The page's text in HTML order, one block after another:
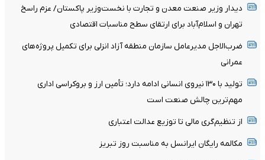
دیدار وزیر صنعت معدن و تجارت با نخست‌وزیر پاکستان/ عزم راسخ
تهران و اسلام‌آباد برای ارتقای سطح مناسبات اقتصادی
ضرب‌الاجل مدیرعامل سازمان منطقه آزاد انزلی برای تکمیل پروژه‌های
عمرانی
تولید با ۱۳۰ نیروی انسانی ادامه دارد؛ تأمین ارز و بروکراسی اداری
مهم‌ترین چالش صنعت است
از تنظیم‌گری مالی تا توزیع عدالت اعتباری
مکالمه رایگان ایرانسل به مناسبت روز تبریز